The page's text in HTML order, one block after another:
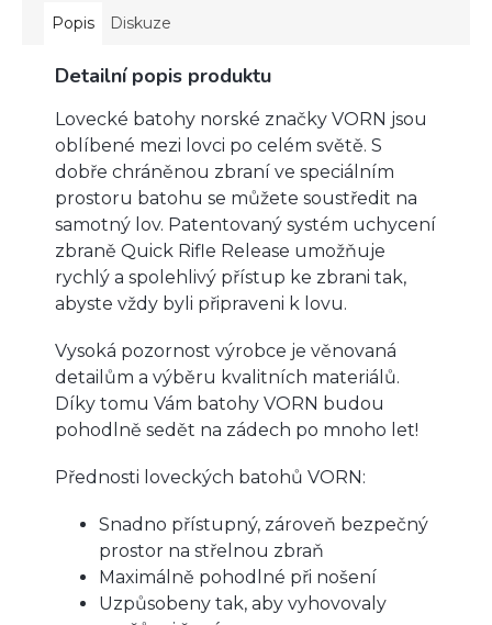
Popis Diskuze
Detailní popis produktu
Lovecké batohy norské značky VORN jsou
oblíbené mezi lovci po celém světě. S
dobře chráněnou zbraní ve speciálním
prostoru batohu se můžete soustředit na
samotný lov. Patentovaný systém uchycení
zbraně Quick Rifle Release umožňuje
rychlý a spolehlivý přístup ke zbrani tak,
abyste vždy byli připraveni k lovu.
Vysoká pozornost výrobce je věnovaná
detailům a výběru kvalitních materiálů.
Díky tomu Vám batohy VORN budou
pohodlně sedět na zádech po mnoho let!
Přednosti loveckých batohů VORN:
Snadno přístupný, zároveň bezpečný
prostor na střelnou zbraň
Maximálně pohodlné při nošení
Uzpůsobeny tak, aby vyhovovaly